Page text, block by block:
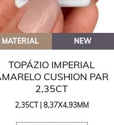
MATERIAL NEW
TOPÁZIO IMPERIAL
CUSHION PAR
2,35CT
2,35CT | 8,37X4,93MM